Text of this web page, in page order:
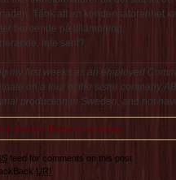
Tänk att en kondensatorenhet
beroende på tillämpning.
inte sant?
my first weeks as an employed
on a tour of the sister company
production in Sweden, and not
Filed under: Power Technology
feed for comments on this post
URI